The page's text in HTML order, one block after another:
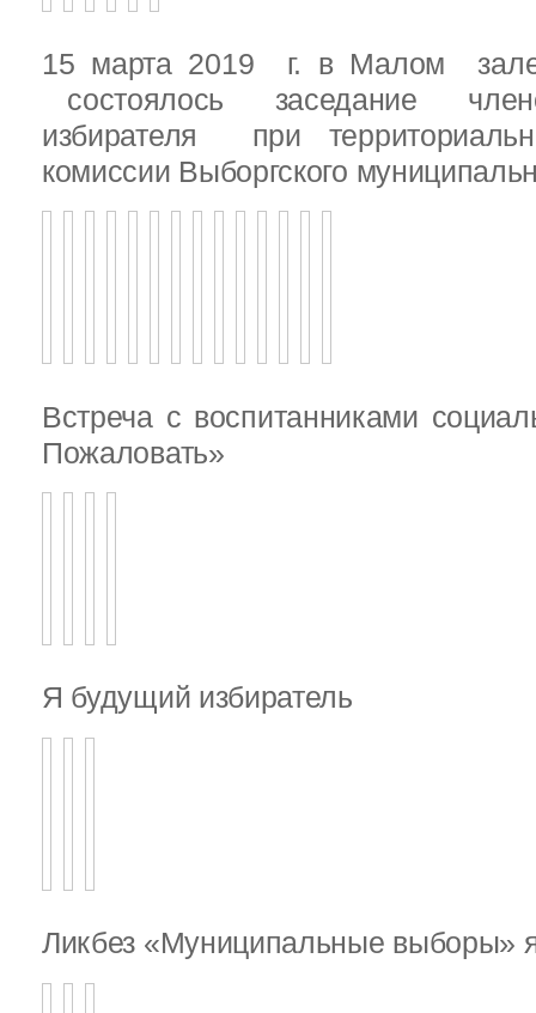
15 марта 2019 г. в Малом
состоялось заседание
избирателя при
комиссии Выборгского
Встреча с воспитанниками
Пожаловать»
Я будущий избиратель
Ликбез «Муниципальные выборы»